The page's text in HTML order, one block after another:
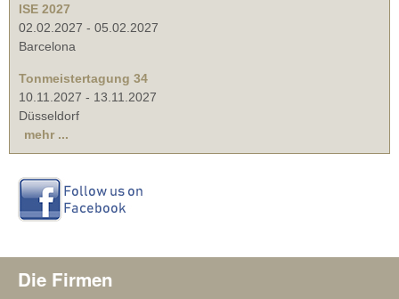
ISE 2027
02.02.2027 - 05.02.2027
Barcelona
Tonmeistertagung 34
10.11.2027 - 13.11.2027
Düsseldorf
mehr ...
Die Firmen